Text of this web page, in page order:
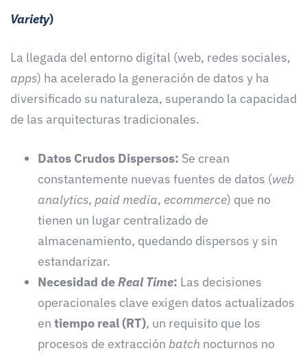
Variety)
La llegada del entorno digital (web, redes sociales,
apps) ha acelerado la generación de datos y ha
diversificado su naturaleza, superando la capacidad
de las arquitecturas tradicionales.
Datos Crudos Dispersos: Se crean
constantemente nuevas fuentes de datos (web
analytics, paid media, ecommerce) que no
tienen un lugar centralizado de
almacenamiento, quedando dispersos y sin
estandarizar.
Necesidad deReal Time: Las decisiones
operacionales clave exigen datos actualizados
en tiempo real (RT), un requisito que los
procesos de extracción batch nocturnos no